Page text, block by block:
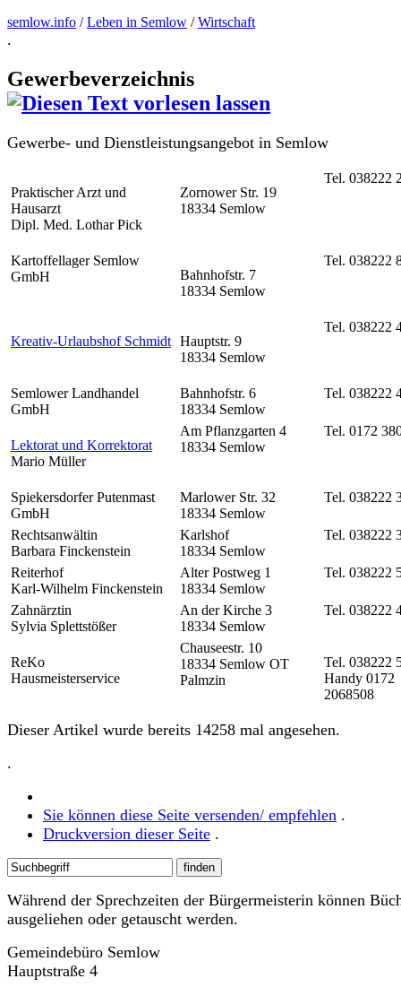
semlow.info /Leben in Semlow /Wirtschaft
.
Gewerbeverzeichnis
Gewerbe- und Dienstleistungsangebot in Semlow
Praktischer Arzt und
Hausarzt
Dipl. Med. Lothar Pick
Zornower Str. 19
18334 Semlow
Tel. 038222
Kartoffellager Semlow
GmbH
Bahnhofstr. 7
18334 Semlow
Tel. 038222
Kreativ-Urlaubshof Schmidt Hauptstr. 9
18334 Semlow
Tel. 038222
Semlower Landhandel
GmbH
Bahnhofstr. 6
18334 Semlow
Tel. 038222
Lektorat und Korrektorat
Mario Müller
Am Pflanzgarten 4
18334 Semlow
Tel. 0172
Spiekersdorfer Putenmast
GmbH
Marlower Str. 32
18334 Semlow
Tel. 038222
Rechtsanwältin
Barbara Finckenstein
Karlshof
18334 Semlow
Tel. 038222
Reiterhof
Karl-Wilhelm Finckenstein
Alter Postweg 1
18334 Semlow
Tel. 038222
Zahnärztin
Sylvia Splettstößer
An der Kirche 3
18334 Semlow
Tel. 038222
ReKo
Hausmeisterservice
Chauseestr. 10
18334 Semlow OT
Palmzin
Tel. 038222
Handy 0172
2068508
Dieser Artikel wurde bereits 14258 mal angesehen.
.
Sie können diese Seite versenden/ empfehlen .
Druckversion dieser Seite .
Während der Sprechzeiten der Bürgermeisterin können
ausgeliehen oder getauscht werden.
Gemeindebüro Semlow
Hauptstraße 4